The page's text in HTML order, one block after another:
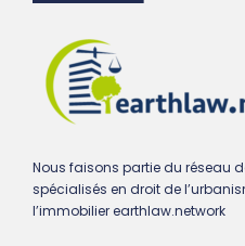
Nous faisons partie du réseau
spécialisés en droit de
l’immobilier earthlaw.network